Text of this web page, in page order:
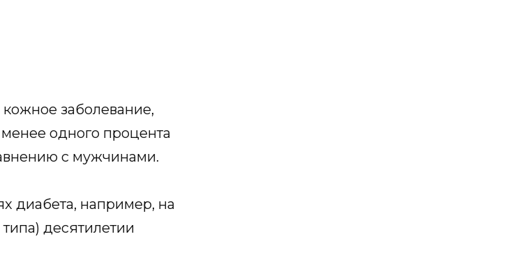
заболевание,
одного процента
с мужчинами.
диабета, например, на
десятилетии